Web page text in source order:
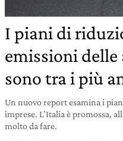
I piani di
emissioni
sono tra i più
Un nuovo report esamina i
imprese. L’Italia è promossa,
molto da fare.